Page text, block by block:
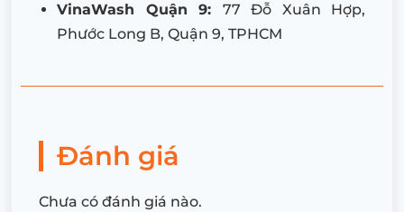
VinaWash Quận 9: 77 Đỗ Xuân Hợp,
Phước Long B, Quận 9, TPHCM
Đánh giá
Chưa có đánh giá nào.